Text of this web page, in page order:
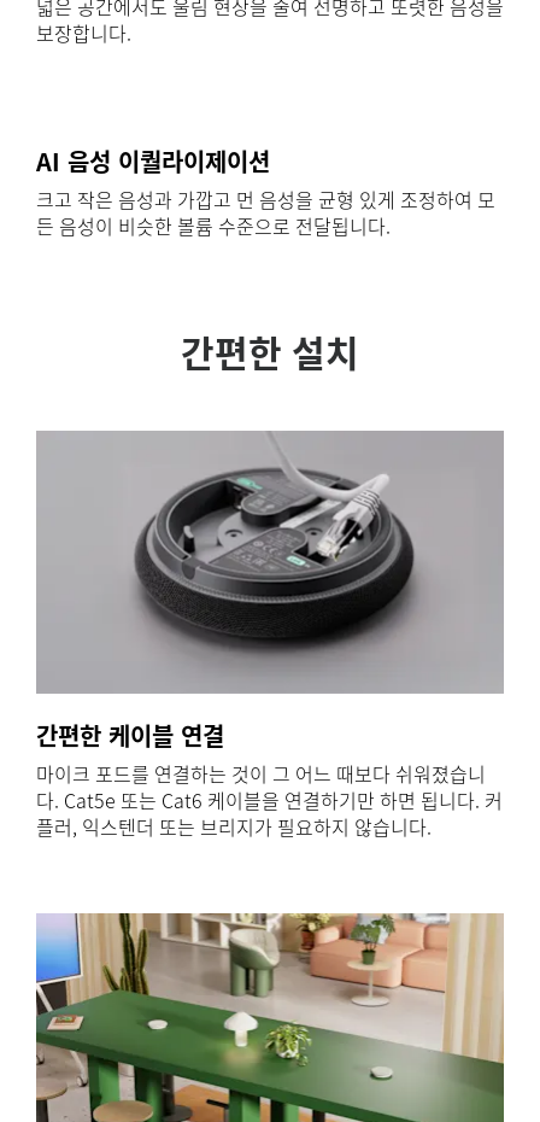
넓은 공간에서도 울림 현상을 줄여 선명하고 또렷한 음성을
보장합니다.
AI 음성 이퀄라이제이션
크고 작은 음성과 가깝고 먼 음성을 균형 있게 조정하여 모
든 음성이 비슷한 볼륨 수준으로 전달됩니다.
간편한 설치
간편한 케이블 연결
마이크 포드를 연결하는 것이 그 어느 때보다 쉬워졌습니
다. Cat5e 또는 Cat6 케이블을 연결하기만 하면 됩니다. 커
플러, 익스텐더 또는 브리지가 필요하지 않습니다.